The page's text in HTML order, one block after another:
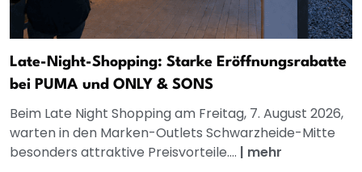
Late-Night-Shopping: Starke Eröffnungsrabatte
bei PUMA und ONLY & SONS
Beim Late Night Shopping am Freitag, 7. August 2026,
warten in den Marken-Outlets Schwarzheide-Mitte
besonders attraktive Preisvorteile.... | mehr